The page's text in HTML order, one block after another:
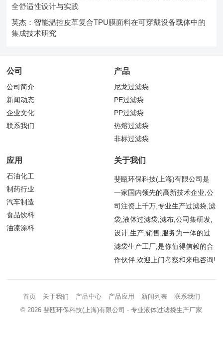
全舒适性设计与实践
英杰：智能温控皮革复合TPU膜面料在可穿戴设备载体中的
集成技术研究
公司
公司简介
新闻动态
企业文化
联系我们
产品
尼龙过滤袋
PE过滤袋
PP过滤袋
热熔过滤袋
非标过滤袋
应用
石油化工
制药行业
汽车制造
食品饮料
油漆涂料
关于我们
斐瓯环保科技(上海)有限公司是
一家国内领先的高新技术企业,公
司注资上千万,专业生产过滤袋,滤
袋,液体过滤袋,滤布,公司集研发,
设计,生产,销售,服务为一体的过
滤袋生产工厂,是你值得信赖的合
作伙伴,欢迎上门考察和来电咨询!
首页 关于我们 产品中心 产品应用 新闻列表
联系我们
© 2026斐瓯环保科技(上海)有限公司 · 专业液体过滤袋生产厂家